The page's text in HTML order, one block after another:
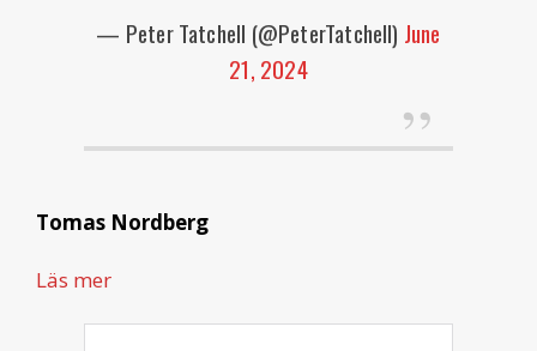
— Peter Tatchell (@PeterTatchell) June
21, 2024
Tomas Nordberg
Läs mer